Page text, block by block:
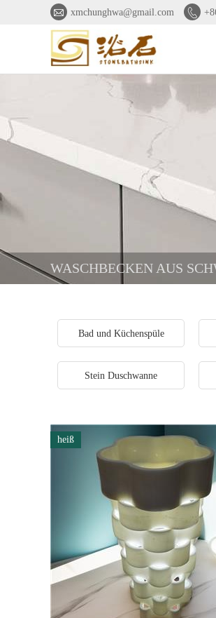
 xmchunghwa@gmail.com 
WASCHBECKEN AUS
Bad und Küchenspüle
Stein Duschwanne
heiß